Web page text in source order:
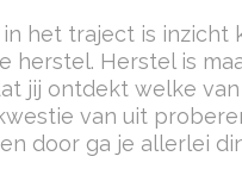
het traject is inzicht
herstel. Herstel is
jij ontdekt welke
van uit
door ga je allerlei